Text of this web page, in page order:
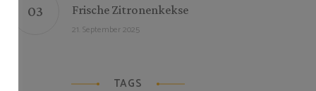
Frische Zitronenkekse
21. September 2025
TAGS